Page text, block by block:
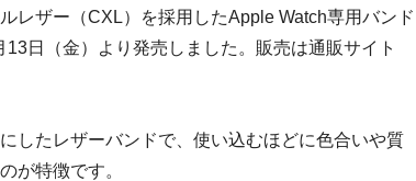
レザー（CXL）を採用したApple Watch専用バンド
13日（金）より発売しました。販売は通販サイト
したレザーバンドで、使い込むほどに色合いや質
が特徴です。